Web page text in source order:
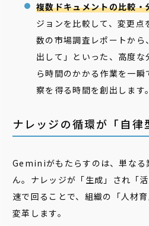
複数ドキュメントの比較・
ジョンを比較して、変更
数の市場調査レポートか
出して」といった、高度
ら時間のかかる作業を一
察を得る時間を創出します。
ナレッジの循環が「自律
Geminiがもたらすのは、単なる
ん。ナレッジが「生成」され「
速で回ることで、組織の「人材
変革します。